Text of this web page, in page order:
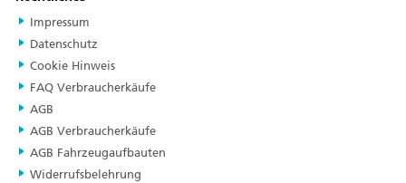
Impressum
Datenschutz
Cookie Hinweis
FAQ Verbraucherkäufe
AGB
AGB Verbraucherkäufe
AGB Fahrzeugaufbauten
Widerrufsbelehrung